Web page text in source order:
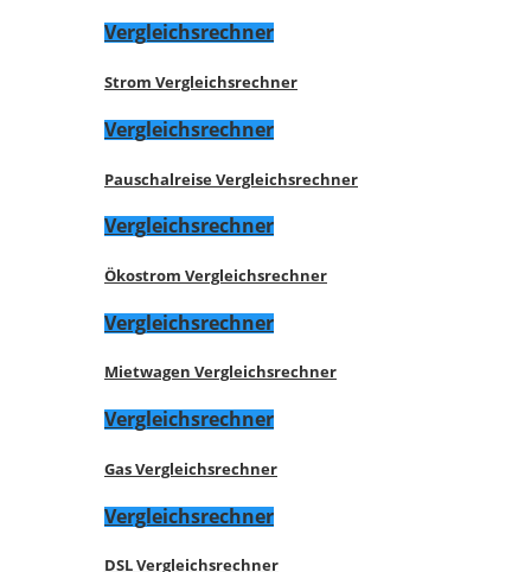
Vergleichsrechner
Strom Vergleichsrechner
Vergleichsrechner
Pauschalreise Vergleichsrechner
Vergleichsrechner
Ökostrom Vergleichsrechner
Vergleichsrechner
Mietwagen Vergleichsrechner
Vergleichsrechner
Gas Vergleichsrechner
Vergleichsrechner
DSL Vergleichsrechner